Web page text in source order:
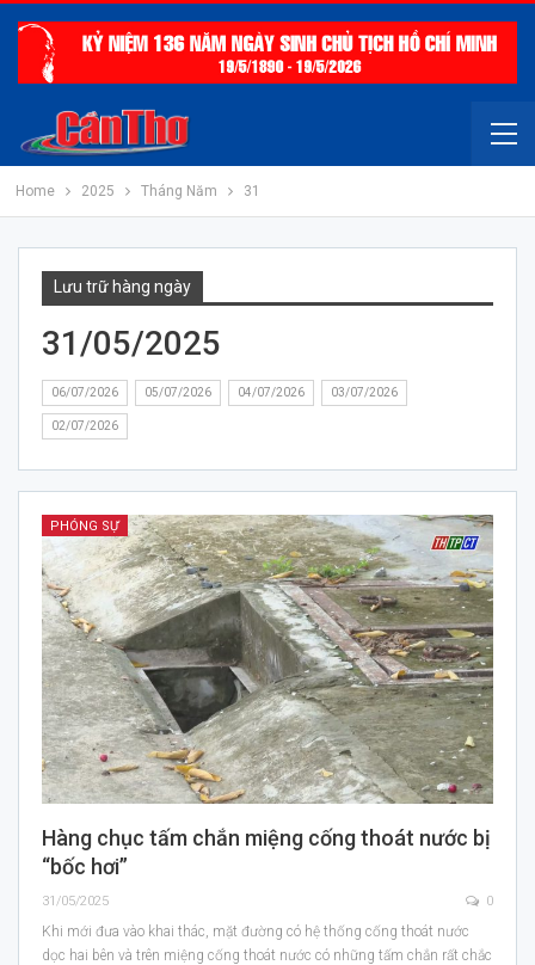
Home 2025 Tháng Năm 31
Lưu trữ hàng ngày
31/05/2025
06/07/2026 05/07/2026 04/07/2026 03/07/2026
02/07/2026
PHÓNG SỰ
Hàng chục tấm chắn miệng cống thoát nước bị
“bốc hơi”
31/05/2025 0
Khi mới đưa vào khai thác, mặt đường có hệ thống cống thoát nước
dọc hai bên và trên miệng cống thoát nước có những tấm chắn rất chắc